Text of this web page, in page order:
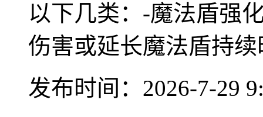
以下几类：-魔法盾强
伤害或延长魔法盾持
发布时间：2026-7-29